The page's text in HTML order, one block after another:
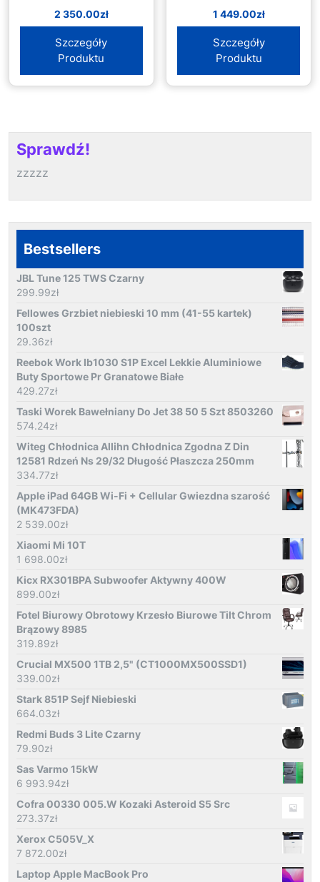
2 350.00zł
Szczegóły
Produktu
1 449.00zł
Szczegóły
Produktu
Sprawdź!
zzzzz
Bestsellers
JBL Tune 125 TWS Czarny
299.99zł
Fellowes Grzbiet niebieski 10 mm (41-55 kartek)
100szt
29.36zł
Reebok Work Ib1030 S1P Excel Lekkie Aluminiowe
Buty Sportowe Pr Granatowe Białe
429.27zł
Taski Worek Bawełniany Do Jet 38 50 5 Szt 8503260
574.24zł
Witeg Chłodnica Allihn Chłodnica Zgodna Z Din
12581 Rdzeń Ns 29/32 Długość Płaszcza 250mm
334.77zł
Apple iPad 64GB Wi-Fi + Cellular Gwiezdna szarość
(MK473FDA)
2 539.00zł
Xiaomi Mi 10T
1 698.00zł
Kicx RX301BPA Subwoofer Aktywny 400W
899.00zł
Fotel Biurowy Obrotowy Krzesło Biurowe Tilt Chrom
Brązowy 8985
319.89zł
Crucial MX500 1TB 2,5" (CT1000MX500SSD1)
339.00zł
Stark 851P Sejf Niebieski
664.03zł
Redmi Buds 3 Lite Czarny
79.90zł
Sas Varmo 15kW
6 993.94zł
Cofra 00330 005.W Kozaki Asteroid S5 Src
273.37zł
Xerox C505V_X
7 872.00zł
Laptop Apple MacBook Pro